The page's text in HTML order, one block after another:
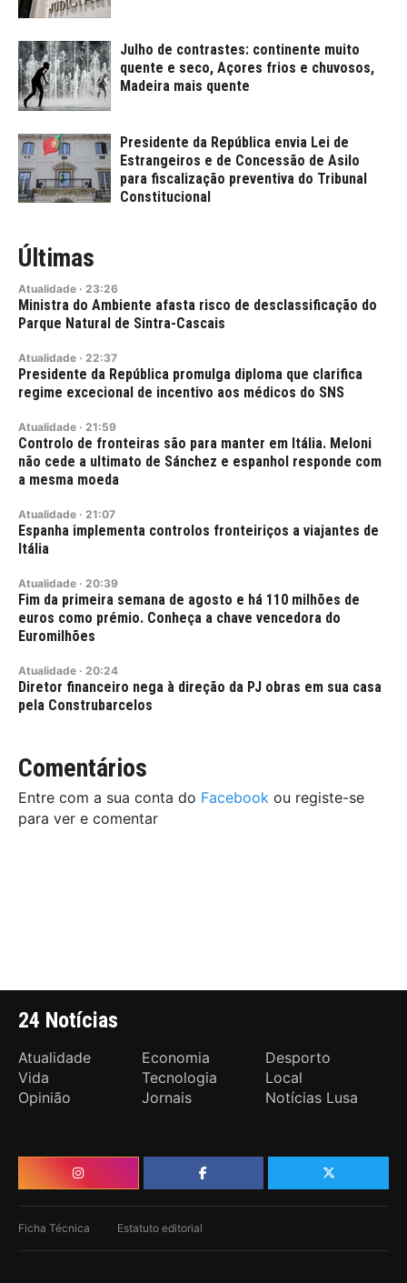
Julho de contrastes: continente muito
quente e seco, Açores frios e chuvosos,
Madeira mais quente
Presidente da República envia Lei de
Estrangeiros e de Concessão de Asilo
para fiscalização preventiva do Tribunal
Constitucional
Últimas
Atualidade · 23:26
Ministra do Ambiente afasta risco de desclassificação do
Parque Natural de Sintra-Cascais
Atualidade · 22:37
Presidente da República promulga diploma que clarifica
regime excecional de incentivo aos médicos do SNS
Atualidade · 21:59
Controlo de fronteiras são para manter em Itália. Meloni
não cede a ultimato de Sánchez e espanhol responde com
a mesma moeda
Atualidade · 21:07
Espanha implementa controlos fronteiriços a viajantes de
Itália
Atualidade · 20:39
Fim da primeira semana de agosto e há 110 milhões de
euros como prémio. Conheça a chave vencedora do
Euromilhões
Atualidade · 20:24
Diretor financeiro nega à direção da PJ obras em sua casa
pela Construbarcelos
Comentários
Entre com a sua conta do Facebook ou registe-se
para ver e comentar
24 Notícias
Atualidade Economia
Desporto
Vida
Tecnologia
Local
Opinião
Jornais Notícias Lusa
Ficha Técnica Estatuto editorial